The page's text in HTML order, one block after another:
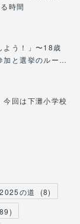
時間
よう！」〜18歳
加と選挙のルー…
今回は下灘小学校
の道 (8)
89)